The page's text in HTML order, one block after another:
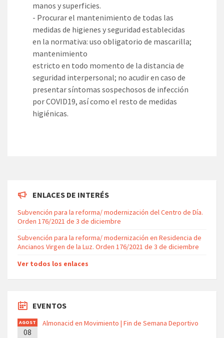
manos y superficies.
- Procurar el mantenimiento de todas las
medidas de higienes y seguridad establecidas
en la normativa: uso obligatorio de mascarilla;
mantenimiento
estricto en todo momento de la distancia de
seguridad interpersonal; no acudir en caso de
presentar síntomas sospechosos de infección
por COVID19, así como el resto de medidas
higiénicas.
ENLACES DE INTERÉS
Subvención para la reforma/ modernización del Centro de Día.
Orden 176/2021 de 3 de diciembre
Subvención para la reforma/ modernización en Residencia de
Ancianos Virgen de la Luz. Orden 176/2021 de 3 de diciembre
Ver todos los enlaces
EVENTOS
AGOST
O
08
Almonacid en Movimiento | Fin de Semana Deportivo